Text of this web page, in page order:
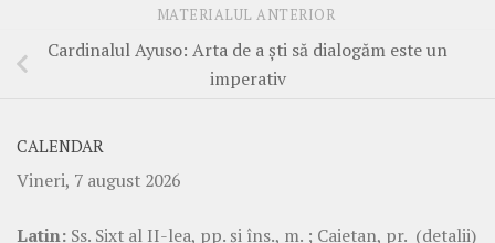
MATERIALUL ANTERIOR
Cardinalul Ayuso: Arta de a ști să dialogăm este un
imperativ
CALENDAR
Vineri, 7 august 2026
Latin: Ss. Sixt al II-lea, pp. şi îns., m. ; Caietan, pr. (detalii)